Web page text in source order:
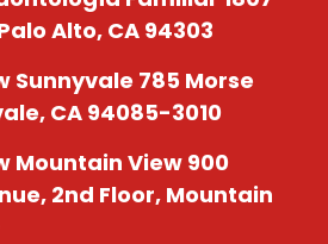
Alto, CA 94303
Sunnyvale 785 Morse
CA 94085-3010
Mountain View 900
2nd Floor, Mountain